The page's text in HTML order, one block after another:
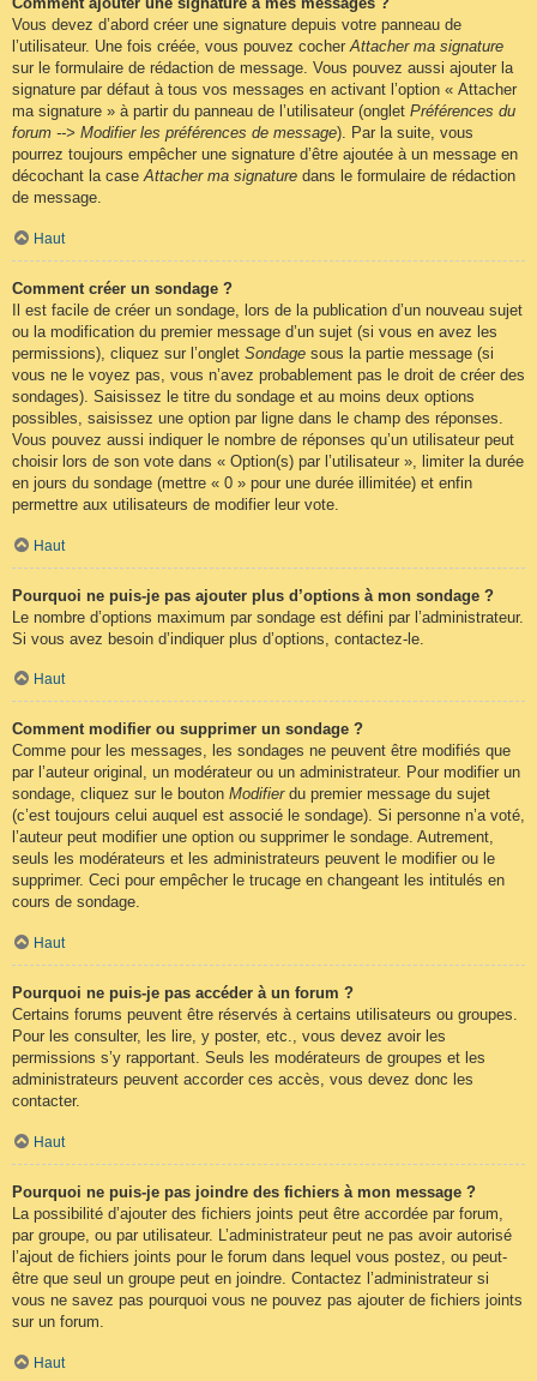
Vous devez d’abord créer une signature depuis votre panneau de
l’utilisateur. Une fois créée, vous pouvez cocherAttacher ma signature
sur le formulaire de rédaction de message. Vous pouvez aussi ajouter la
signature par défaut à tous vos messages en activant l’option « Attacher
ma signature » à partir du panneau de l’utilisateur (onglet Préférences du
forum --> Modifier les préférences de message). Par la suite, vous
pourrez toujours empêcher une signature d’être ajoutée à un message en
décochant la caseAttacher ma signature dans le formulaire de rédaction
de message.
Haut
Comment créer un sondage ?
Il est facile de créer un sondage, lors de la publication d’un nouveau sujet
ou la modification du premier message d’un sujet (si vous en avez les
permissions), cliquez sur l’onglet Sondage sous la partie message (si
vous ne le voyez pas, vous n’avez probablement pas le droit de créer des
sondages). Saisissez le titre du sondage et au moins deux options
possibles, saisissez une option par ligne dans le champ des réponses.
Vous pouvez aussi indiquer le nombre de réponses qu’un utilisateur peut
choisir lors de son vote dans « Option(s) par l’utilisateur », limiter la durée
en jours du sondage (mettre « 0 » pour une durée illimitée) et enfin
permettre aux utilisateurs de modifier leur vote.
Haut
Pourquoi ne puis-je pas ajouter plus d’options à mon sondage ?
Le nombre d’options maximum par sondage est défini par l’administrateur.
Si vous avez besoin d’indiquer plus d’options, contactez-le.
Haut
Comment modifier ou supprimer un sondage ?
Comme pour les messages, les sondages ne peuvent être modifiés que
par l’auteur original, un modérateur ou un administrateur. Pour modifier un
sondage, cliquez sur le bouton Modifierdu premier message du sujet
(c’est toujours celui auquel est associé le sondage). Si personne n’a voté,
l’auteur peut modifier une option ou supprimer le sondage. Autrement,
seuls les modérateurs et les administrateurs peuvent le modifier ou le
supprimer. Ceci pour empêcher le trucage en changeant les intitulés en
cours de sondage.
Haut
Pourquoi ne puis-je pas accéder à un forum ?
Certains forums peuvent être réservés à certains utilisateurs ou groupes.
Pour les consulter, les lire, y poster, etc., vous devez avoir les
permissions s’y rapportant. Seuls les modérateurs de groupes et les
administrateurs peuvent accorder ces accès, vous devez donc les
contacter.
Haut
Pourquoi ne puis-je pas joindre des fichiers à mon message ?
La possibilité d’ajouter des fichiers joints peut être accordée par forum,
par groupe, ou par utilisateur. L’administrateur peut ne pas avoir autorisé
l’ajout de fichiers joints pour le forum dans lequel vous postez, ou peut-
être que seul un groupe peut en joindre. Contactez l’administrateur si
vous ne savez pas pourquoi vous ne pouvez pas ajouter de fichiers joints
sur un forum.
Haut